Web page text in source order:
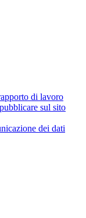
di lavoro
sul sito
dei dati